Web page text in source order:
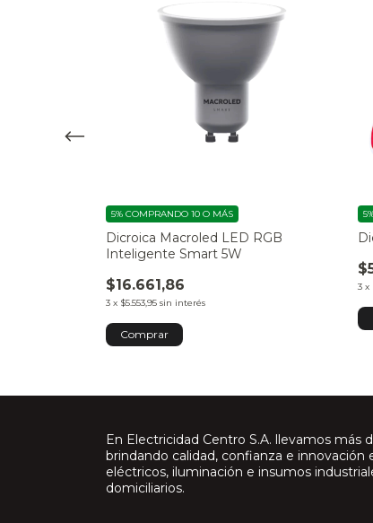
Dicroica Macroled LED RGB
Inteligente Smart 5W
$16.661,86
3 x $5.553,95 sin interés
5% COMPRANDO 10 O MÁS
3 x
En Electricidad Centro S.A. llevamos más
brindando calidad, confianza e innovación
eléctricos, iluminación e insumos
domiciliarios.